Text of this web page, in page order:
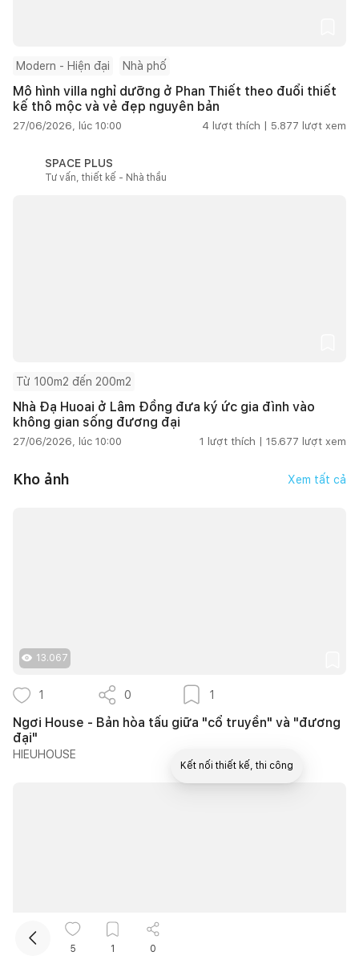
Modern - Hiện đại Nhà phố
Mô hình villa nghỉ dưỡng ở Phan Thiết theo đuổi thiết
kế thô mộc và vẻ đẹp nguyên bản
27/06/2026, lúc 10:00 4 lượt thích | 5.877 lượt xem
SPACE PLUS
Tư vấn, thiết kế - Nhà thầu
Từ 100m2 đến 200m2
Nhà Đạ Huoai ở Lâm Đồng đưa ký ức gia đình vào
không gian sống đương đại
27/06/2026, lúc 10:00 1 lượt thích | 15.677 lượt xem
Kho ảnh Xem tất cả
13.067
1 0 1
Ngơi House - Bản hòa tấu giữa "cổ truyền" và "đương
đại"
HIEUHOUSE
10.362
5 1 0
Kết nối thiết kế, thi công